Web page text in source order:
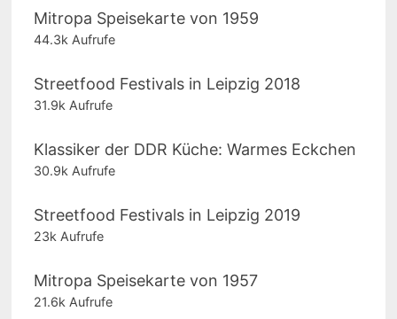
Mitropa Speisekarte von 1959
44.3k Aufrufe
Streetfood Festivals in Leipzig 2018
31.9k Aufrufe
Klassiker der DDR Küche: Warmes Eckchen
30.9k Aufrufe
Streetfood Festivals in Leipzig 2019
23k Aufrufe
Mitropa Speisekarte von 1957
21.6k Aufrufe